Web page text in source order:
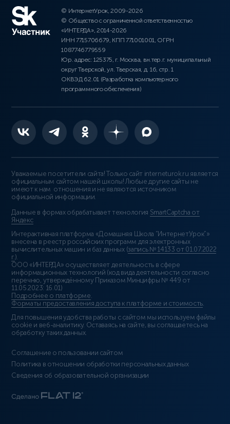
© ИнтернетУрок, 2009-2026
© Общество с ограниченной ответственностью
«ИНТЕРДА», 2014-2026
ИНН 7715706679, КПП 771001001, ОГРН
1087746779559
Юр. адрес: 125375, г. Москва, вн.тер.г. муниципальный
округ Тверской, ул. Тверская, д. 16, стр. 1
ОКВЭД 62.01 (Разработка компьютерного
программного обеспечения)
Уважаемые посетители сайта! Только сайт interneturok.ru является
официальным сайтом нашей школы! Любые другие сайты не
имеют к нам отношения и не являются источником
официальной информации.
Данные в формах обрабатывает технология SmartCaptcha от
Яндекс
Интерактивная платформа «Домашняя Школа “ИнтернетУрок”»
внесена в реестр российских программ для электронных
вычислительных машин и баз данных (запись № 14133 от 01.07.2022
г.).
ООО «ИНТЕРДА» осуществляет деятельность в сфере
информационных технологий (код вида деятельности согласно
перечню, утверждённому Приказом Минцифры № 449 от
11.05.2023: 16.01)
Подробнее о платформе.
Форматы предоставления доступа к платформе и стоимость.
Для повышения удобства работы с сайтом мы используем файлы
cookie и веб-аналитику. Оставаясь на сайте, вы соглашаетесь на
обработку таких данных.
Соглашение о пользовании сайтом
Политика в отношении обработки персональных данных
Сведения об образовательной организации